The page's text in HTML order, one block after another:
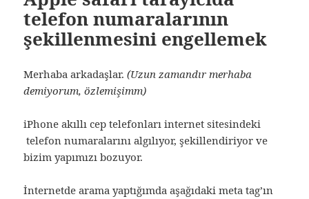
telefon numaralarının
şekillenmesini engellemek
Merhaba arkadaşlar.(Uzun zamandır merhaba
demiyorum, özlemişimm)
iPhone akıllı cep telefonları internet sitesindeki
telefon numaralarını algılıyor, şekillendiriyor ve
bizim yapımızı bozuyor.
İnternetde arama yaptığımda aşağıdaki meta tag’ın